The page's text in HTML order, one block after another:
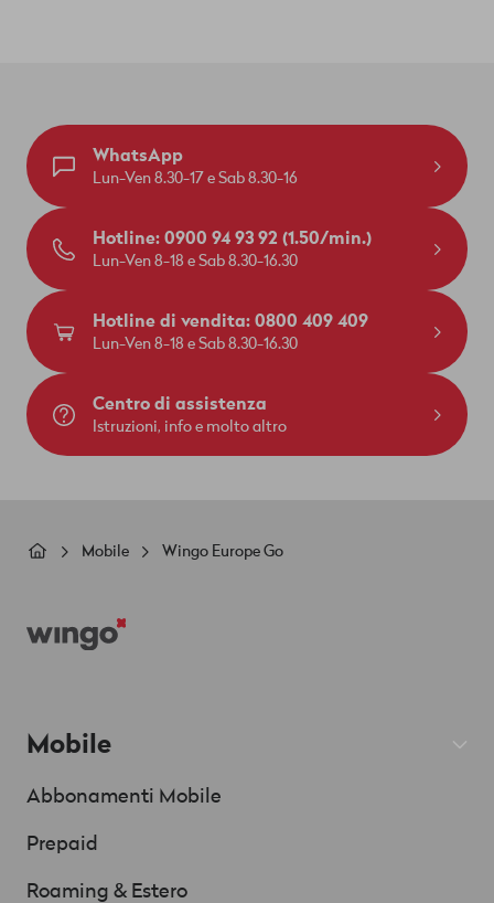
WhatsApp
Lun-Ven 8.30-17 e Sab 8.30-16
Hotline: 0900 94 93 92 (1.50/min.)
Lun-Ven 8-18 e Sab 8.30-16.30
Hotline di vendita: 0800 409 409
Lun-Ven 8-18 e Sab 8.30-16.30
Centro di assistenza
Istruzioni, info e molto altro
BricioleMobile Wingo Europe Go
Mobile
Abbonamenti Mobile
Prepaid
Roaming & Estero